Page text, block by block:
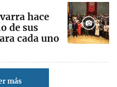
hace
de sus
cada uno
más